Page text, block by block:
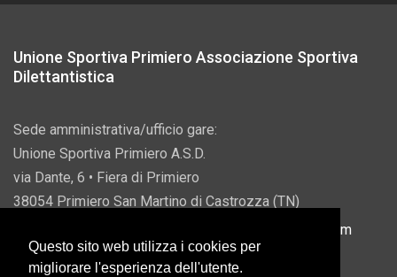
Unione Sportiva Primiero Associazione Sportiva
Dilettantistica
Sede amministrativa/ufficio gare:
Unione Sportiva Primiero A.S.D.
via Dante, 6 • Fiera di Primiero
38054 Primiero San Martino di Castrozza (TN)
info@usprimiero.com
Questo sito web utilizza i cookies per
migliorare l'esperienza dell'utente.